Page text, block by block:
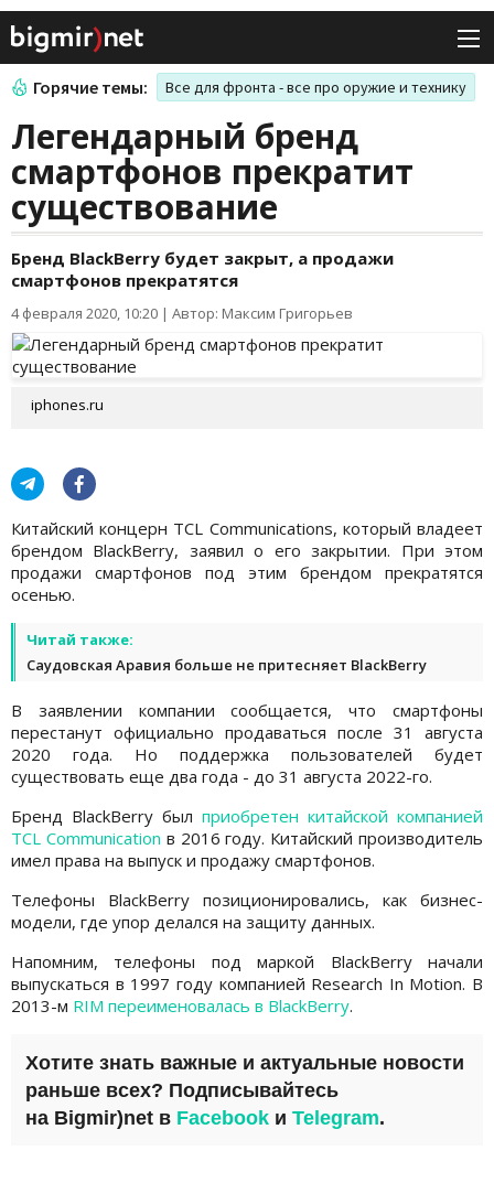
Горячие темы: Все для фронта - все про оружие и технику
Легендарный бренд
смартфонов прекратит
существование
Бренд BlackBerry будет закрыт, а продажи
смартфонов прекратятся
4 февраля 2020, 10:20 | Автор: Максим Григорьев
iphones.ru
Китайский концерн TCL Communications, который владеет
брендом BlackBerry, заявил о его закрытии. При этом
продажи смартфонов под этим брендом прекратятся
осенью.
Читай также:
Саудовская Аравия больше не притесняет BlackBerry
В заявлении компании сообщается, что смартфоны
перестанут официально продаваться после 31 августа
2020 года. Но поддержка пользователей будет
существовать еще два года - до 31 августа 2022-го.
Бренд BlackBerry был приобретен китайской компанией
TCL Communication в 2016 году. Китайский производитель
имел права на выпуск и продажу смартфонов.
Телефоны BlackBerry позиционировались, как бизнес-
модели, где упор делался на защиту данных.
Напомним, телефоны под маркой BlackBerry начали
выпускаться в 1997 году компанией Research In Motion. В
2013-м RIM переименовалась в BlackBerry.
Хотите знать важные и актуальные новости
раньше всех? Подписывайтесь
на Bigmir)net в Facebook и Telegram.